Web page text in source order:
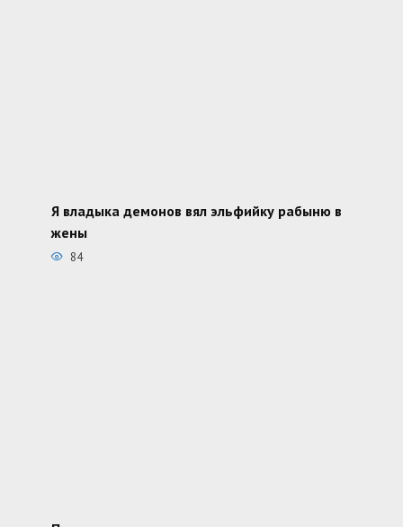
Я владыка демонов вял эльфийку рабыню в
жены
84